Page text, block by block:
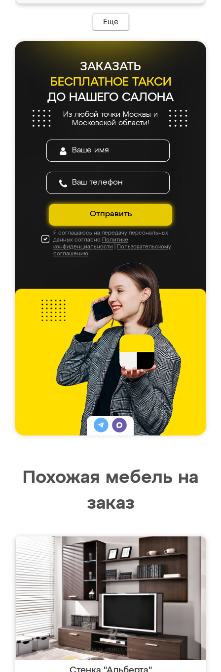
Еще
ЗАКАЗАТЬ
БЕСПЛАТНОЕ ТАКСИ
ДО НАШЕГО САЛОНА
Из любой точки Москвы и
Московской области!
Отправить
Я соглашаюсь на передачу персональных
данных согласно Политике
конфиденциальности
Пользовательскому
соглашению
Похожая мебель на
заказ